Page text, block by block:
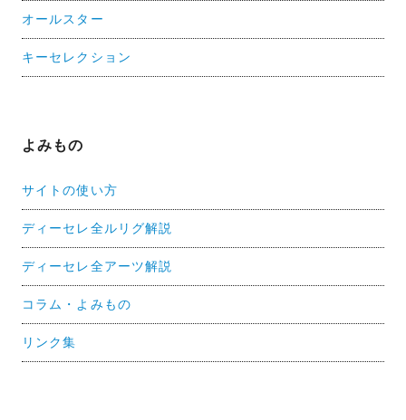
オールスター
キーセレクション
よみもの
サイトの使い方
ディーセレ全ルリグ解説
ディーセレ全アーツ解説
コラム・よみもの
リンク集